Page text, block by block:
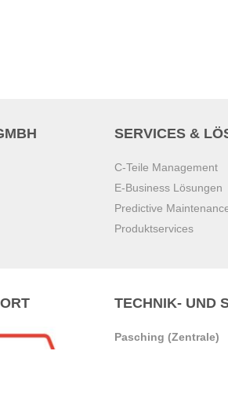
SERVICES &
C-Teile Management
E-Business Lösungen
Predictive
Produktservices
TECHNIK- UND
Pasching (Zentrale)